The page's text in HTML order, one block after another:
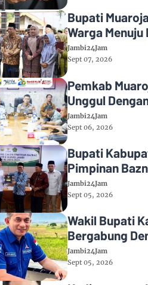
Bupati
Warga
Jambi24Jam
Sept 07, 2026
Pemkab
Unggul
Jambi24Jam
Sept 06, 2026
Bupati
Pimpinan
Jambi24Jam
Sept 05, 2026
Wakil Bupati
Bergabung
Jambi24Jam
Sept 05, 2026